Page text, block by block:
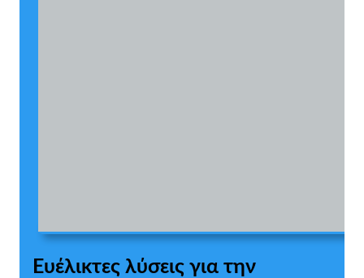
Ευέλικτες λύσεις για την